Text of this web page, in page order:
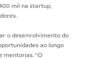
mil na startup,
o desenvolvimento do
ao longo
mentorias. “O